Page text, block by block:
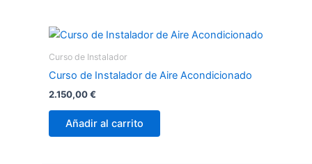
Curso de Instalador
Curso de Instalador de Aire Acondicionado
2.150,00€
Añadir al carrito